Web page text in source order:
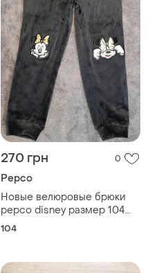
270 грн 0
Pepco
Новые велюровые брюки
pepco disney размер 104
(3-4 года) джоггеры минные
104